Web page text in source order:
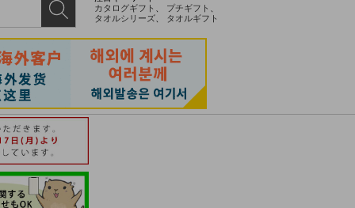
カタログギフト
プチギフト
タオルシリーズ
タオルギフト